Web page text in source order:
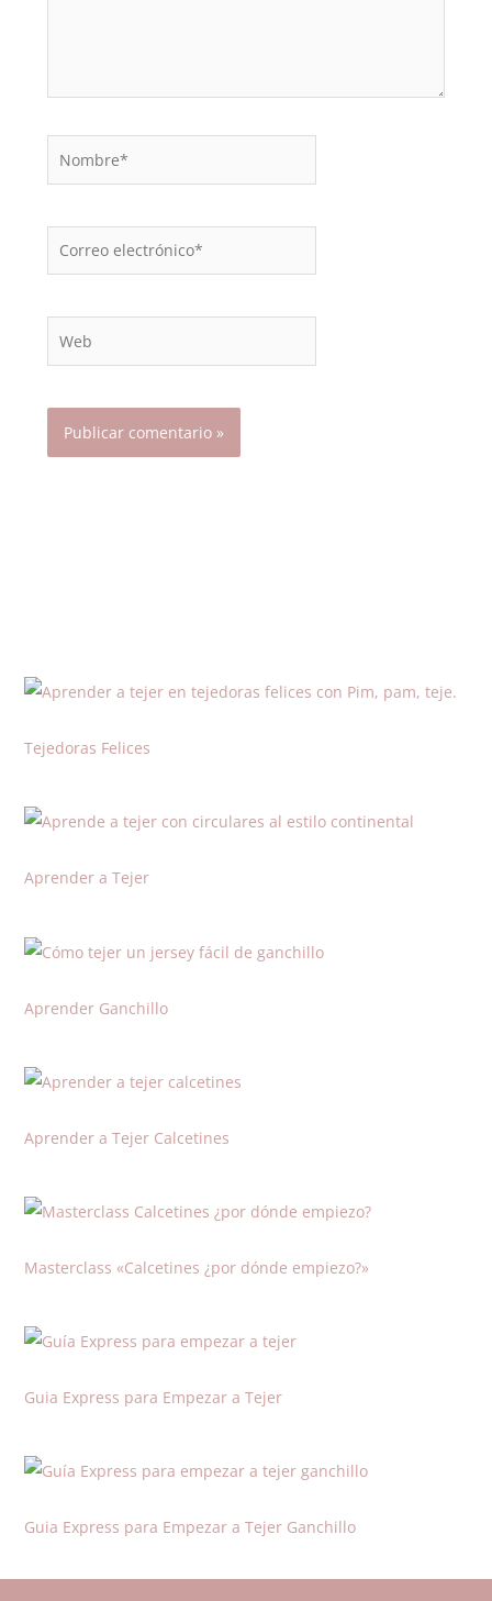
Nombre*
Correo
electrónico*
Tejedoras Felices
Aprender a Tejer
Aprender Ganchillo
Aprender a Tejer Calcetines
Masterclass «Calcetines ¿por dónde empiezo?»
Guia Express para Empezar a Tejer
Guia Express para Empezar a Tejer Ganchillo